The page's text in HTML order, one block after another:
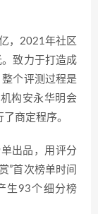
，2021年社区
致力于打造成
整个评测过程是
构安永华明会
商定程序。
出品，用评分
”首次榜单时间
生93个细分榜